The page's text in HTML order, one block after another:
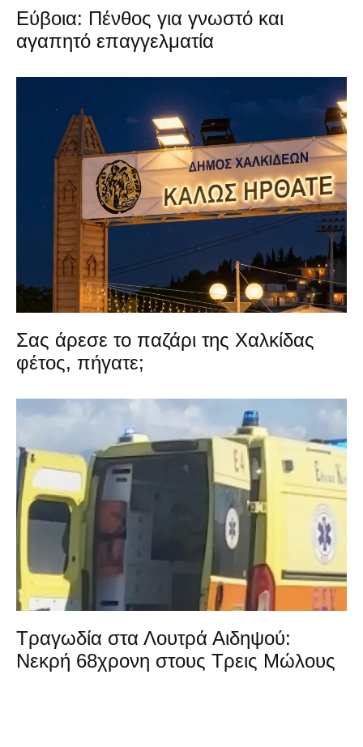
Εύβοια: Πένθος για γνωστό και
αγαπητό επαγγελματία
Σας άρεσε το παζάρι της Χαλκίδας
φέτος, πήγατε;
Τραγωδία στα Λουτρά Αιδηψού:
Νεκρή 68χρονη στους Τρεις Μώλους